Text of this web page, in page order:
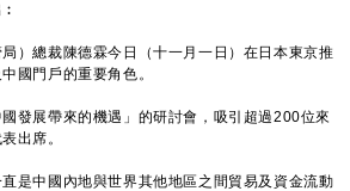
總裁陳德霖今日（十一月一日）在日本東京推
國門戶的重要角色。
展帶來的機遇」的研討會，吸引超過200位來
出席。
中國內地與世界其他地區之間貿易及資金流動